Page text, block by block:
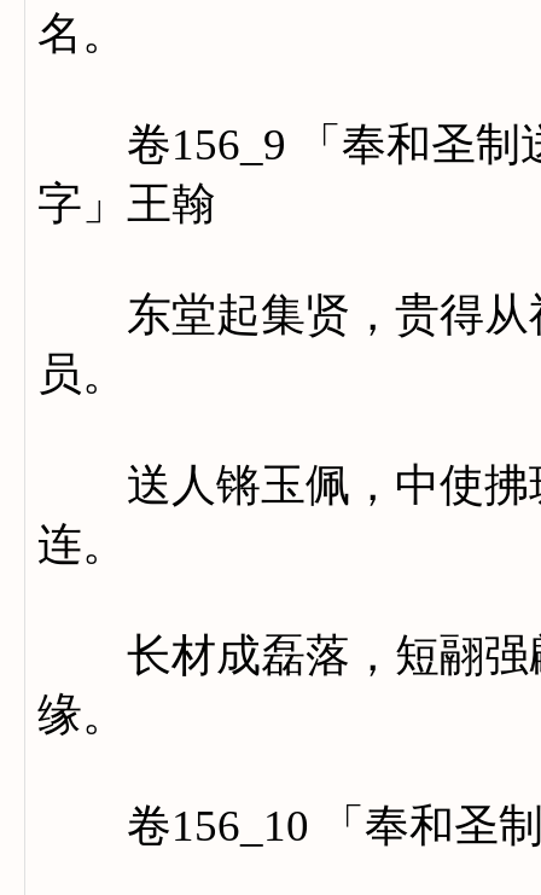
名。
卷156_9 「奉和圣制
字」王翰
东堂起集贤，贵得从
员。
送人锵玉佩，中使拂
连。
长材成磊落，短翮强
缘。
卷156_10 「奉和圣制